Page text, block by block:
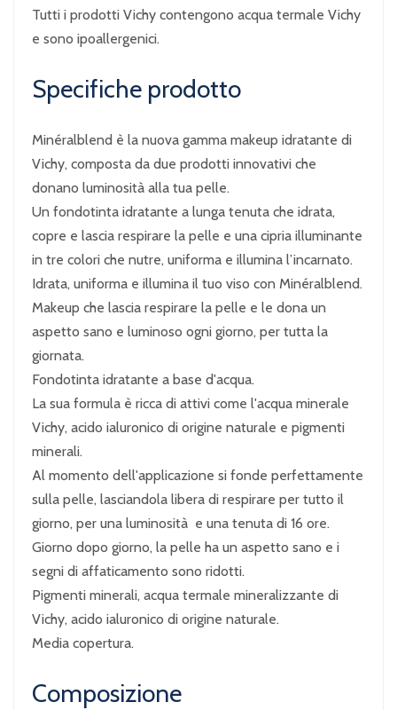
Tutti i prodotti Vichy contengono acqua termale Vichy
e sono ipoallergenici.
Specifiche prodotto
Minéralblend è la nuova gamma makeup idratante di
Vichy, composta da due prodotti innovativi che
donano luminosità alla tua pelle.
Un fondotinta idratante a lunga tenuta che idrata,
copre e lascia respirare la pelle e una cipria illuminante
in tre colori che nutre, uniforma e illumina l’incarnato.
Idrata, uniforma e illumina il tuo viso con Minéralblend.
Makeup che lascia respirare la pelle e le dona un
aspetto sano e luminoso ogni giorno, per tutta la
giornata.
Fondotinta idratante a base d'acqua.
La sua formula è ricca di attivi come l'acqua minerale
Vichy, acido ialuronico di origine naturale e pigmenti
minerali.
Al momento dell'applicazione si fonde perfettamente
sulla pelle, lasciandola libera di respirare per tutto il
giorno, per una luminosità e una tenuta di 16 ore.
Giorno dopo giorno, la pelle ha un aspetto sano e i
segni di affaticamento sono ridotti.
Pigmenti minerali, acqua termale mineralizzante di
Vichy, acido ialuronico di origine naturale.
Media copertura.
Composizione